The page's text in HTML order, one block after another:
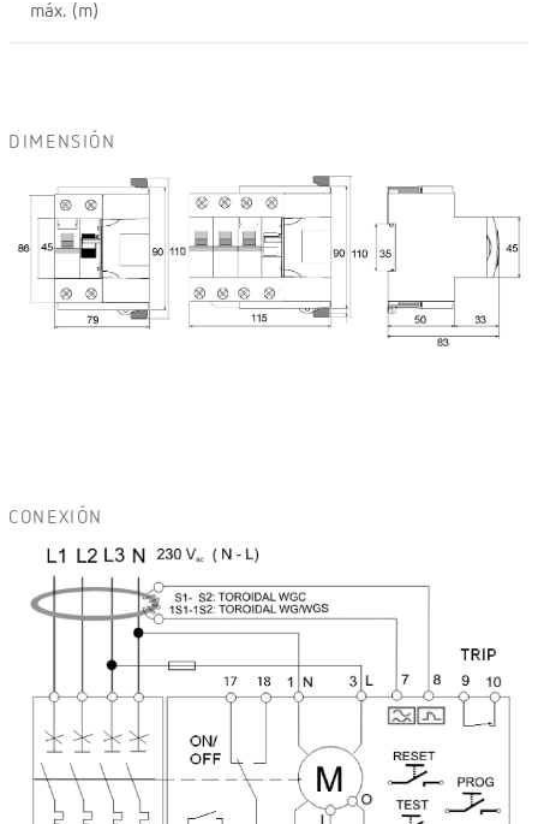
máx. (m)
DIMENSIÓN
CONEXIÓN